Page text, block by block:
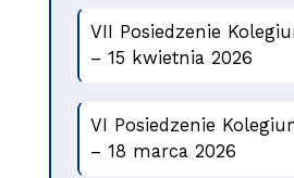
VII Posiedzenie
– 15 kwietnia 2026
VI Posiedzenie
– 18 marca 2026